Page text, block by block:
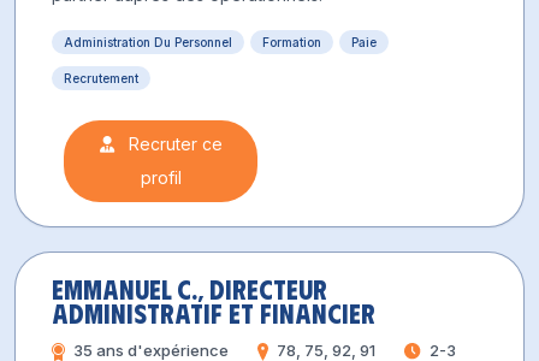
Administration Du Personnel Formation Paie
Recrutement
Recruter ce
profil
Emmanuel C., Directeur
Administratif et Financier
35 ans d'expérience 78, 75, 92, 91
2-3